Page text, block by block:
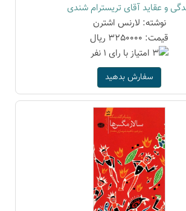
و عقاید آقای تریسترام شندی
نوشته: لارنس اشترن
قیمت: 3250000 ریال
سفارش بدهید